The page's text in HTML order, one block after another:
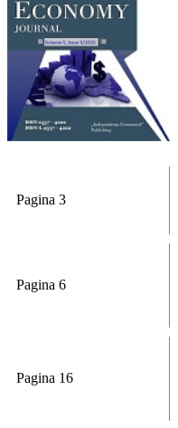
Pagina 3
Pagina 6
Pagina 16